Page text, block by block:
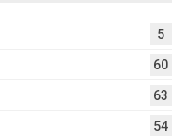
5
60
63
54